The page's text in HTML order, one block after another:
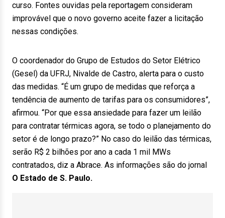
curso. Fontes ouvidas pela reportagem consideram
improvável que o novo governo aceite fazer a licitação
nessas condições.
O coordenador do Grupo de Estudos do Setor Elétrico
(Gesel) da UFRJ, Nivalde de Castro, alerta para o custo
das medidas. “É um grupo de medidas que reforça a
tendência de aumento de tarifas para os consumidores”,
afirmou. “Por que essa ansiedade para fazer um leilão
para contratar térmicas agora, se todo o planejamento do
setor é de longo prazo?” No caso do leilão das térmicas,
serão R$ 2 bilhões por ano a cada 1 mil MWs
contratados, diz a Abrace. As informações são do jornal
O Estado de S. Paulo.